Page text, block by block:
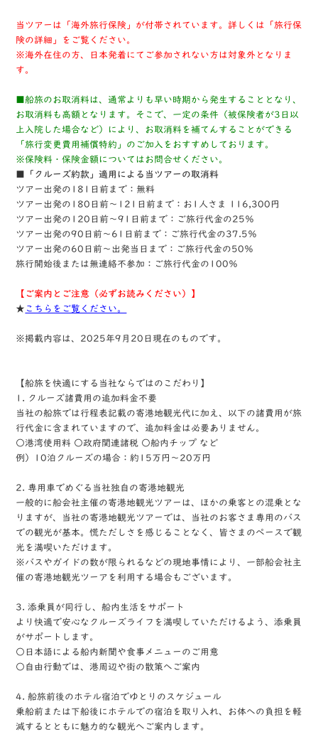
当ツアーは「海外旅行保険」が付帯されています。詳しくは「旅行保
険の詳細」をご覧ください。
※海外在住の方、日本発着にてご参加されない方は対象外となりま
す。
■船旅のお取消料は、通常よりも早い時期から発生することとなり、
お取消料も高額となります。そこで、一定の条件（被保険者が3日以
上入院した場合など）により、お取消料を補てんすることができる
「旅行変更費用補償特約」のご加入をおすすめしております。
※保険料・保険金額についてはお問合せください。
■「クルーズ約款」適用による当ツアーの取消料
ツアー出発の181日前まで：無料
ツアー出発の180日前～121日前まで：お1人さま 116,300円
ツアー出発の120日前～91日前まで：ご旅行代金の25％
ツアー出発の90日前～61日前まで：ご旅行代金の37.5％
ツアー出発の60日前～出発当日まで：ご旅行代金の50％
旅行開始後または無連絡不参加：ご旅行代金の100％
【ご案内とご注意（必ずお読みください）】
★ こちらをご覧ください。
※掲載内容は、2025年9月20日現在のものです。
【船旅を快適にする当社ならではのこだわり】
1. クルーズ諸費用の追加料金不要
当社の船旅では行程表記載の寄港地観光代に加え、以下の諸費用が旅
行代金に含まれていますので、追加料金は必要ありません。
○港湾使用料 ○政府関連諸税 ○船内チップ など
例）10泊クルーズの場合：約15万円～20万円
2. 専用車でめぐる当社独自の寄港地観光
一般的に船会社主催の寄港地観光ツアーは、ほかの乗客との混乗とな
りますが、当社の寄港地観光ツアーでは、当社のお客さま専用のバス
での観光が基本。慌ただしさを感じることなく、皆さまのペースで観
光を満喫いただけます。
※バスやガイドの数が限られるなどの現地事情により、一部船会社主
催の寄港地観光ツーアを利用する場合もございます。
3. 添乗員が同行し、船内生活をサポート
より快適で安心なクルーズライフを満喫していただけるよう、添乗員
がサポートします。
○日本語による船内新聞や食事メニューのご用意
○自由行動では、港周辺や街の散策へご案内
4. 船旅前後のホテル宿泊でゆとりのスケジュール
乗船前または下船後にホテルでの宿泊を取り入れ、お体への負担を軽
減するとともに魅力的な観光へご案内します。